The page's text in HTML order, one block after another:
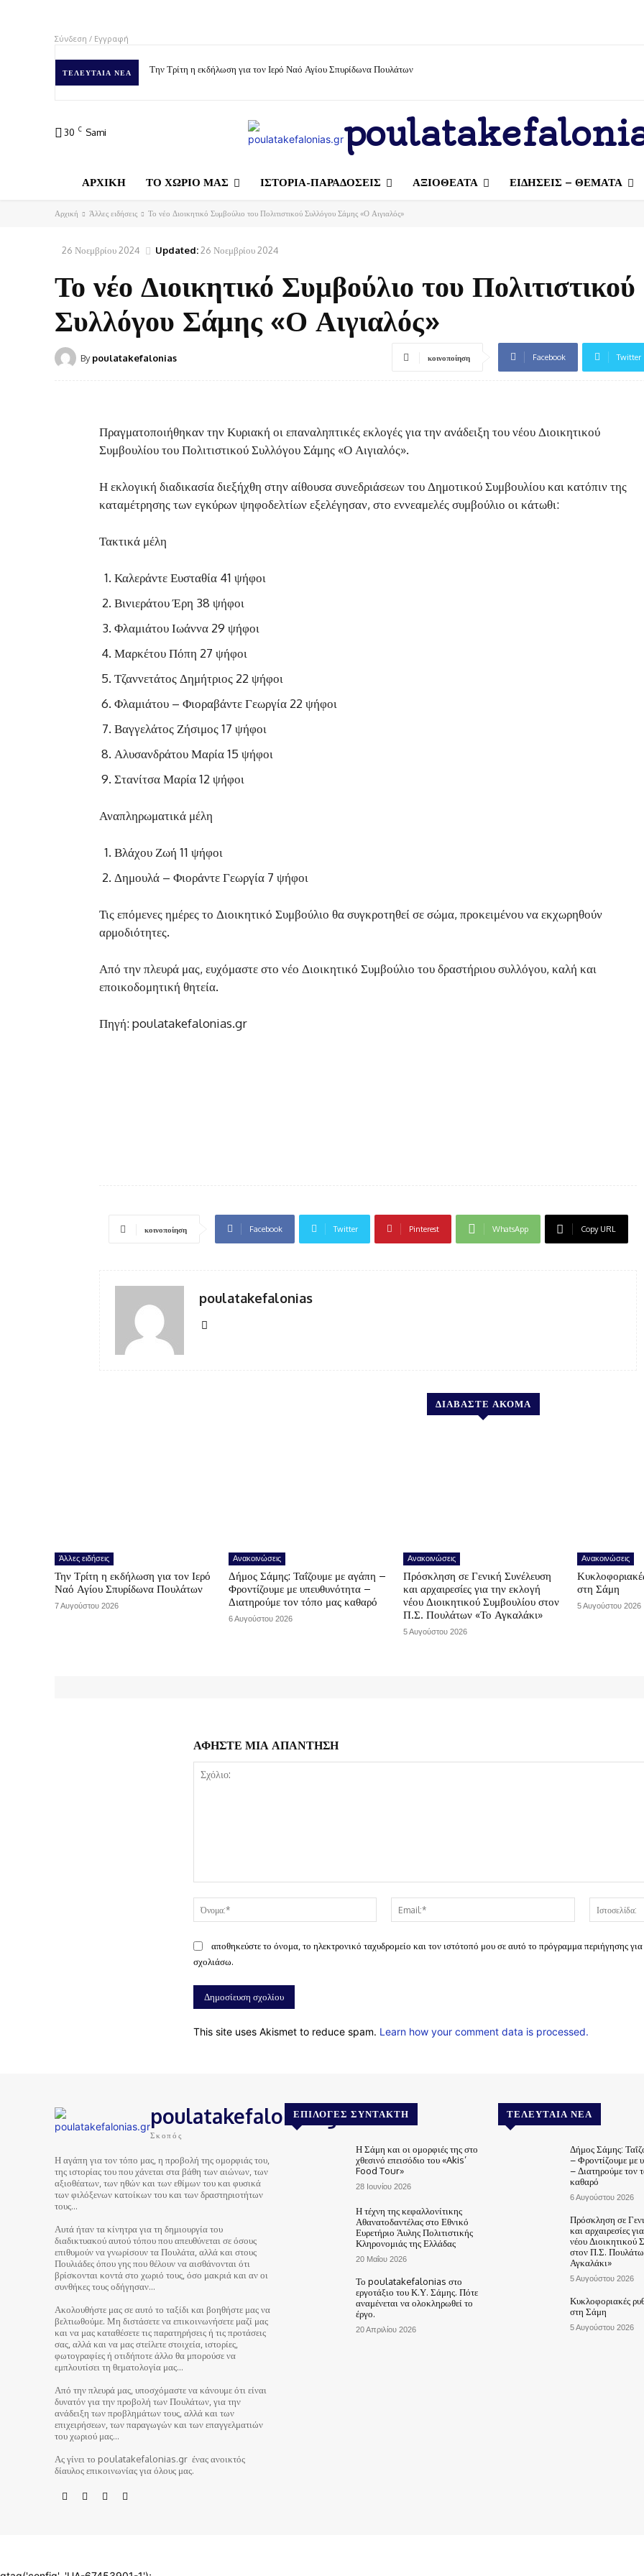
Σύνδεση / Εγγραφή
ΤΕΛΕΥΤΑΊΑ ΝΈΑ Την Τρίτη η εκδήλωση για τον Ιερό Ναό Αγίου Σπυρίδωνα Πουλάτων
30 C Sami
ΑΡΧΙΚΗ ΤΟ ΧΩΡΙΟ ΜΑΣ ΙΣΤΟΡΙΑ-ΠΑΡΑΔΟΣΕΙΣ ΑΞΙΟΘΕΑΤΑ ΕΙΔΗΣΕΙΣ – ΘΕΜΑΤΑ
Αρχική Άλλες ειδήσεις Το νέο Διοικητικό Συμβούλιο του Πολιτιστικού Συλλόγου Σάμης «Ο Αιγιαλός»
26 Νοεμβρίου 2024 Updated:26 Νοεμβρίου 2024
Το νέο Διοικητικό Συμβούλιο του Πολιτιστικού
Συλλόγου Σάμης «Ο Αιγιαλός»
By poulatakefalonias κοινοποίηση Facebook Twitter
Πραγματοποιήθηκαν την Κυριακή οι επαναληπτικές εκλογές για την ανάδειξη του νέου Διοικητικού
Συμβουλίου του Πολιτιστικού Συλλόγου Σάμης «Ο Αιγιαλός».
Η εκλογική διαδικασία διεξήχθη στην αίθουσα συνεδριάσεων του Δημοτικού Συμβουλίου και κατόπιν της
καταμέτρησης των εγκύρων ψηφοδελτίων εξελέγησαν, στο εννεαμελές συμβούλιο οι κάτωθι:
Τακτικά μέλη
Καλεράντε Ευσταθία 41 ψήφοι
Βινιεράτου Έρη 38 ψήφοι
Φλαμιάτου Ιωάννα 29 ψήφοι
Μαρκέτου Πόπη 27 ψήφοι
Τζαννετάτος Δημήτριος 22 ψήφοι
Φλαμιάτου – Φιοραβάντε Γεωργία 22 ψήφοι
Βαγγελάτος Ζήσιμος 17 ψήφοι
Αλυσανδράτου Μαρία 15 ψήφοι
Στανίτσα Μαρία 12 ψήφοι
Αναπληρωματικά μέλη
Βλάχου Ζωή 11 ψήφοι
Δημουλά – Φιοράντε Γεωργία 7 ψήφοι
Τις επόμενες ημέρες το Διοικητικό Συμβούλιο θα συγκροτηθεί σε σώμα, προκειμένου να εκχωρηθούν
αρμοδιότητες.
Από την πλευρά μας, ευχόμαστε στο νέο Διοικητικό Συμβούλιο του δραστήριου συλλόγου, καλή και
εποικοδομητική θητεία.
Πηγή: poulatakefalonias.gr
κοινοποίηση Facebook Twitter Pinterest WhatsApp Copy URL
poulatakefalonias
ΔΙΑΒΑΣΤΕ ΑΚΟΜΑ
Άλλες ειδήσεις
Την Τρίτη η εκδήλωση για τον Ιερό
Ναό Αγίου Σπυρίδωνα Πουλάτων
7 Αυγούστου 2026
Ανακοινώσεις
Δήμος Σάμης: Ταΐζουμε με αγάπη –
Φροντίζουμε με υπευθυνότητα –
Διατηρούμε τον τόπο μας καθαρό
6 Αυγούστου 2026
Ανακοινώσεις
Πρόσκληση σε Γενική Συνέλευση
και αρχαιρεσίες για την εκλογή
νέου Διοικητικού Συμβουλίου στον
Π.Σ. Πουλάτων «Το Αγκαλάκι»
5 Αυγούστου 2026
Ανακοινώσεις
στη Σάμη
5 Αυγούστου 2026
ΑΦΗΣΤΕ ΜΙΑ ΑΠΑΝΤΗΣΗ
Όνομα:*
Email:*
αποθηκεύστε το όνομα, το ηλεκτρονικό ταχυδρομείο και τον ιστότοπό μου σε αυτό το πρόγραμμα περιήγησης
σχολιάσω.
This site uses Akismet to reduce spam. Learn how your comment data is processed.
poulatakefalonias.gr
Σκοπός
Η αγάπη για τον τόπο μας, η προβολή της ομορφιάς του,
της ιστορίας του που χάνεται στα βάθη των αιώνων, των
αξιοθέατων, των ηθών και των εθίμων του και φυσικά
των φιλόξενων κατοίκων του και των δραστηριοτήτων
τους…
Αυτά ήταν τα κίνητρα για τη δημιουργία του
διαδικτυακού αυτού τόπου που απευθύνεται σε όσους
επιθυμούν να γνωρίσουν τα Πουλάτα, αλλά και στους
Πουλιάδες όπου γης που θέλουν να αισθάνονται ότι
βρίσκονται κοντά στο χωριό τους, όσο μακριά και αν οι
συνθήκες τους οδήγησαν…
Ακολουθήστε μας σε αυτό το ταξίδι και βοηθήστε μας να
βελτιωθούμε. Μη διστάσετε να επικοινωνήσετε μαζί μας
και να μας καταθέσετε τις παρατηρήσεις ή τις προτάσεις
σας, αλλά και να μας στείλετε στοιχεία, ιστορίες,
φωτογραφίες ή οτιδήποτε άλλο θα μπορούσε να
εμπλουτίσει τη θεματολογία μας…
Από την πλευρά μας, υποσχόμαστε να κάνουμε ότι είναι
δυνατόν για την προβολή των Πουλάτων, για την
ανάδειξη των προβλημάτων τους, αλλά και των
επιχειρήσεων, των παραγωγών και των επαγγελματιών
του χωριού μας…
Ας γίνει το poulatakefalonias.gr ένας ανοικτός
δίαυλος επικοινωνίας για όλους μας.
ΕΠΙΛΟΓΈΣ ΣΥΝΤΆΚΤΗ
Η Σάμη και οι ομορφιές της στο
χθεσινό επεισόδιο του «Akis’
Food Tour»
28 Ιουνίου 2026
Η τέχνη της κεφαλλονίτικης
Αθανατοδαντέλας στο Εθνικό
Ευρετήριο Άυλης Πολιτιστικής
Κληρονομιάς της Ελλάδας
20 Μαΐου 2026
Το poulatakefalonias στο
εργοτάξιο του Κ.Υ. Σάμης. Πότε
αναμένεται να ολοκληρωθεί το
έργο.
20 Απριλίου 2026
ΤΕΛΕΥΤΑΊΑ ΝΈΑ
Δήμος Σάμης:
– Φροντίζουμε με
– Διατηρούμε τον
καθαρό
6 Αυγούστου 2026
Πρόσκληση σε
και αρχαιρεσίες
νέου Διοικητικού
στον Π.Σ.
Αγκαλάκι»
5 Αυγούστου 2026
Κυκλοφοριακές
στη Σάμη
5 Αυγούστου 2026